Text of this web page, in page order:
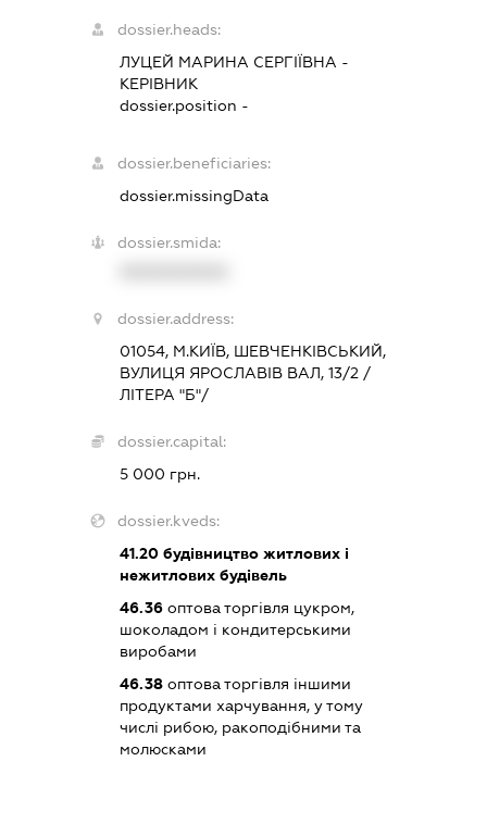
dossier.heads:
ЛУЦЕЙ МАРИНА СЕРГІЇВНА -
КЕРІВНИК
dossier.position -
dossier.beneficiaries:
dossier.missingData
dossier.smida:
dossier.address:
01054, М.КИЇВ, ШЕВЧЕНКІВСЬКИЙ,
ВУЛИЦЯ ЯРОСЛАВІВ ВАЛ, 13/2 /
ЛІТЕРА "Б"/
dossier.capital:
5 000 грн.
dossier.kveds:
41.20будівництво житлових і
нежитлових будівель
46.36оптова торгівля цукром,
шоколадом і кондитерськими
виробами
46.38оптова торгівля іншими
продуктами харчування, у тому
числі рибою, ракоподібними та
молюсками